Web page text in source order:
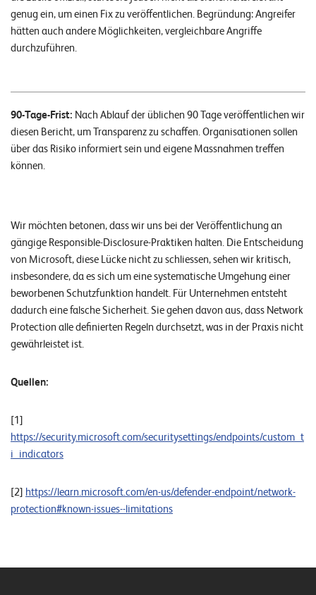
genug ein, um einen Fix zu veröffentlichen. Begründung: Angreifer
hätten auch andere Möglichkeiten, vergleichbare Angriffe
durchzuführen.
90-Tage-Frist: Nach Ablauf der üblichen 90 Tage veröffentlichen wir
diesen Bericht, um Transparenz zu schaffen. Organisationen sollen
über das Risiko informiert sein und eigene Massnahmen treffen
können.
Wir möchten betonen, dass wir uns bei der Veröffentlichung an
gängige Responsible-Disclosure-Praktiken halten. Die Entscheidung
von Microsoft, diese Lücke nicht zu schliessen, sehen wir kritisch,
insbesondere, da es sich um eine systematische Umgehung einer
beworbenen Schutzfunktion handelt. Für Unternehmen entsteht
dadurch eine falsche Sicherheit. Sie gehen davon aus, dass Network
Protection alle definierten Regeln durchsetzt, was in der Praxis nicht
gewährleistet ist.
Quellen:
[1]
https://security.microsoft.com/securitysettings/endpoints/custom_t
i_indicators
[2] https://learn.microsoft.com/en-us/defender-endpoint/network-
protection#known-issues--limitations